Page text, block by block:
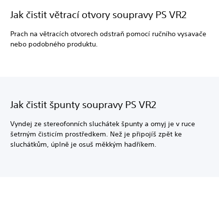
Jak čistit větrací otvory soupravy PS VR2
Prach na větracích otvorech odstraň pomocí ručního vysavače
nebo podobného produktu.
Jak čistit špunty soupravy PS VR2
Vyndej ze stereofonních sluchátek špunty a omyj je v ruce
šetrným čisticím prostředkem. Než je připojíš zpět ke
sluchátkům, úplně je osuš měkkým hadříkem.